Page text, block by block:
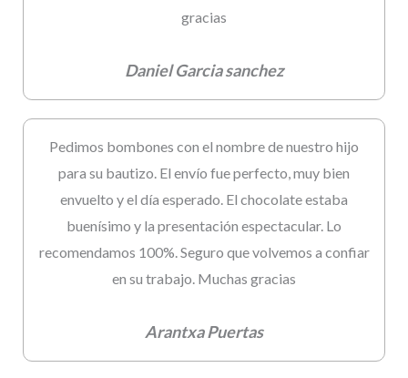
gracias
Daniel Garcia sanchez
Pedimos bombones con el nombre de nuestro hijo
para su bautizo. El envío fue perfecto, muy bien
envuelto y el día esperado. El chocolate estaba
buenísimo y la presentación espectacular. Lo
recomendamos 100%. Seguro que volvemos a confiar
en su trabajo. Muchas gracias
Arantxa Puertas